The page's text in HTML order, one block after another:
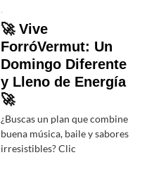
🚀 Vive
ForróVermut: Un
Domingo Diferente
y Lleno de Energía
🚀
¿Buscas un plan que combine
buena música, baile y sabores
irresistibles? Clic